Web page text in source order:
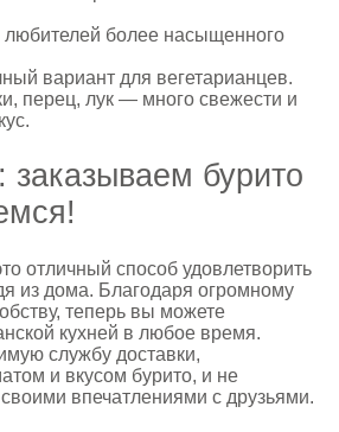
более насыщенного
вариант для вегетарианцев.
перец, лук — много свежести и
заказываем бурито
отличный способ удовлетворить
из дома. Благодаря огромному
теперь вы можете
кухней в любое время.
службу доставки,
и вкусом бурито, и не
впечатлениями с друзьями.